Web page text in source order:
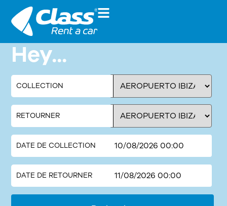
Hey...
COLLECTION
RETOURNER
DATE DE COLLECTION
DATE DE RETOURNER